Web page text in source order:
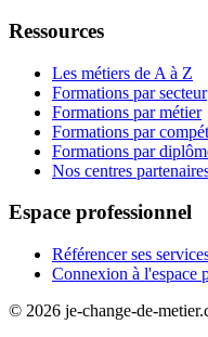
Ressources
Les métiers de A à Z
Formations par secteur
Formations par métier
Formations par
Formations par
Nos centres
Espace professionnel
Référencer ses
Connexion à l'espace
© 2026 je-change-de-